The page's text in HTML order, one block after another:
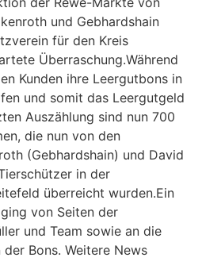
und Gebhardshain
für den Kreis
Überraschung.Während
Kunden ihre Leergutbons in
und somit das Leergutgeld
Auszählung sind nun 700
die nun von den
(Gebhardshain) und David
in der
überreicht wurden.Ein
von Seiten der
und Team sowie an die
Bons. Weitere News